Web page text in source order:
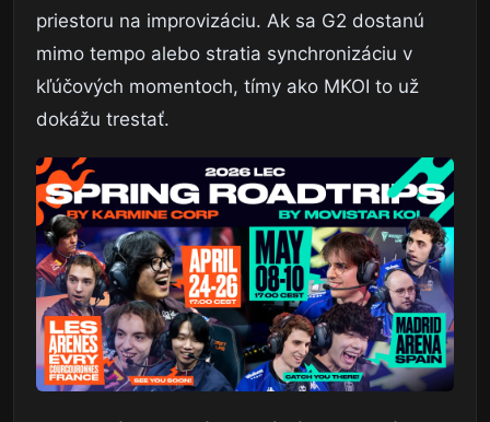
priestoru na improvizáciu. Ak sa G2 dostanú
mimo tempo alebo stratia synchronizáciu v
kľúčových momentoch, tímy ako MKOI to už
dokážu trestať.